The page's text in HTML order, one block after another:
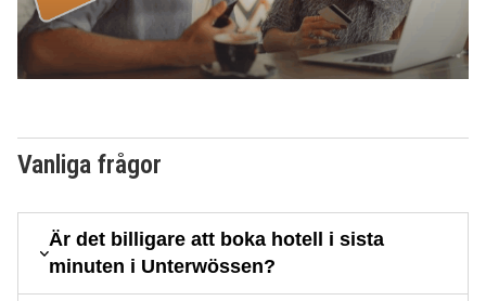
Vanliga frågor
Är det billigare att boka hotell i sista
minuten i Unterwössen?